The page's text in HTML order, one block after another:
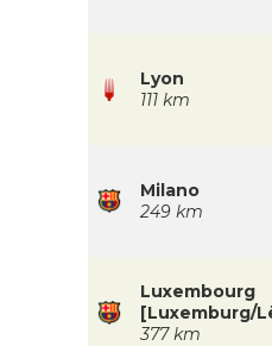
Lyon
111 km
Milano
249 km
Luxembourg
[Luxemburg/
377 km